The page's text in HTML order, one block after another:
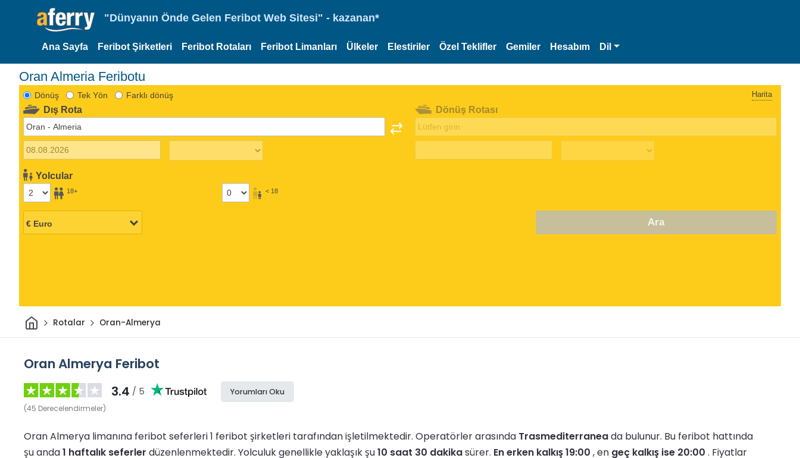
"Dünyanın Önde Gelen Feribot Web Sitesi" - kazanan*
Ana Sayfa Feribot Şirketleri Feribot Rotaları Feribot Limanları Ülkeler Elestiriler Özel Teklifler Gemiler Hesabım Dil
Oran Almeria Feribotu
Dönüş Tek Yön Farklı dönüş Harita
Dış Rota
Yolcular
18+ < 18
Dönüş Rotası
Ara
Ev Rotalar Oran-Almerya
Oran Almerya Feribot
3.4 / 5
(45 Derecelendirmeler)
Yorumları Oku
Oran Almerya limanına feribot seferleri 1 feribot şirketleri tarafından işletilmektedir. Operatörler arasında Trasmediterraneada bulunur. Bu feribot hattında
şu anda1 haftalık seferler düzenlenmektedir. Yolculuk genellikle yaklaşık şu10 saat 30 dakikasürer. En erken kalkış 19:00 , en geç kalkış ise 20:00 . Fiyatlar